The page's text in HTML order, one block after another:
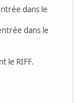
dans le
dans le
le RIFF.